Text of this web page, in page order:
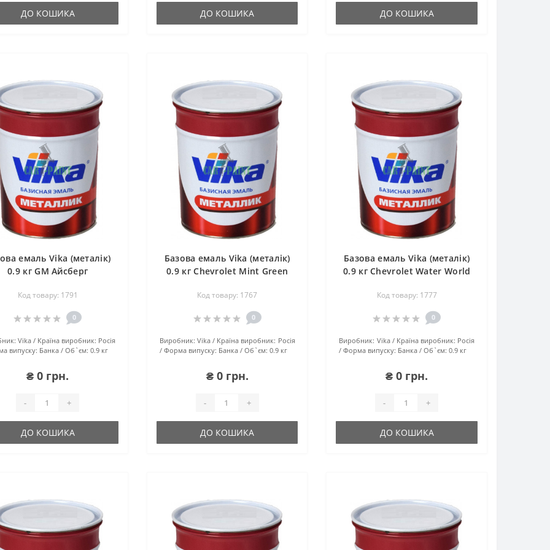
ДО КОШИКА ДО КОШИКА ДО КОШИКА
емаль Vika (металік)
0.9 кг GM Айсберг
Код товару: 1791
0
Vika Країна виробник: Росія
випуску: Банка Об`єм: 0.9 кг
₴ 0 грн.
- +
ДО КОШИКА
Базова емаль Vika (металік)
0.9 кг Chevrolet Mint Green
Код товару: 1767
0
Виробник: Vika Країна виробник: Росія
Форма випуску: Банка Об`єм: 0.9 кг
₴ 0 грн.
- +
ДО КОШИКА
Базова емаль Vika (металік)
0.9 кг Chevrolet Water World
Код товару: 1777
0
Виробник: Vika Країна виробник: Росія
Форма випуску: Банка Об`єм: 0.9 кг
₴ 0 грн.
- +
ДО КОШИКА